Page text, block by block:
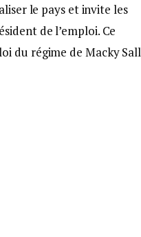
le pays et invite les
de l’emploi. Ce
du régime de Macky Sall